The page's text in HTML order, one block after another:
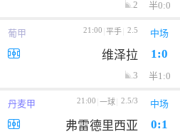
2 半0:0
葡甲 21:00 平手 2.5 中场
维泽拉 1:0
3 半1:0
丹麦甲 21:00 一球 2.5/3 中场
弗雷德里西亚 0:1